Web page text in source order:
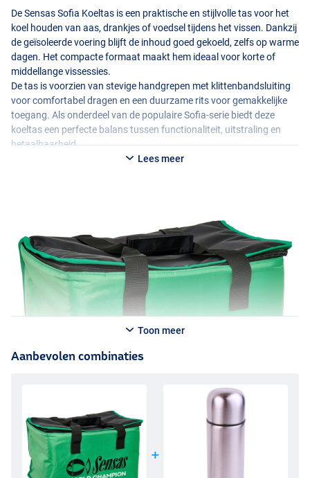
De Sensas Sofia Koeltas is een praktische en stijlvolle tas voor het
koel houden van aas, drankjes of voedsel tijdens het vissen. Dankzij
de geïsoleerde voering blijft de inhoud goed gekoeld, zelfs op warme
dagen. Het compacte formaat maakt hem ideaal voor korte of
middellange vissessies.
De tas is voorzien van stevige handgrepen met klittenbandsluiting
voor comfortabel dragen en een duurzame rits voor gemakkelijke
toegang. Als onderdeel van de populaire Sofia-serie biedt deze
koeltas een perfecte balans tussen functionaliteit, uitstraling en
betaalbaarheid.
Lees meer
Toon meer
Aanbevolen combinaties